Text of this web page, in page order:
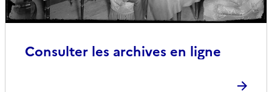
Consulter les archives en ligne